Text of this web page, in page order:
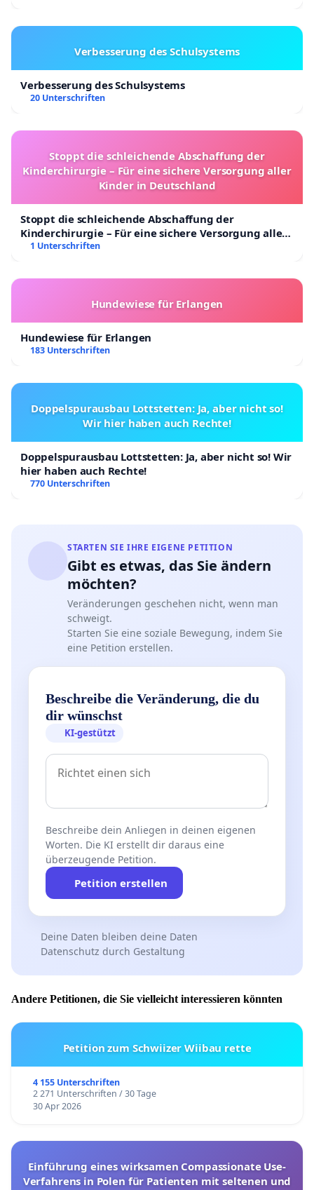
Verbesserung des Schulsystems
Verbesserung des Schulsystems
20 Unterschriften
Stoppt die schleichende Abschaffung der
Kinderchirurgie – Für eine sichere Versorgung aller
Kinder in Deutschland
Stoppt die schleichende Abschaffung der
Kinderchirurgie – Für eine sichere Versorgung aller
Kinder in Deutschland
1 Unterschriften
Hundewiese für Erlangen
Hundewiese für Erlangen
183 Unterschriften
Doppelspurausbau Lottstetten: Ja, aber nicht so!
Wir hier haben auch Rechte!
Doppelspurausbau Lottstetten: Ja, aber nicht so! Wir
hier haben auch Rechte!
770 Unterschriften
STARTEN SIE IHRE EIGENE PETITION
Gibt es etwas, das Sie ändern
möchten?
Veränderungen geschehen nicht, wenn man
schweigt.
Starten Sie eine soziale Bewegung, indem Sie
eine Petition erstellen.
Beschreibe die Veränderung, die du
dir wünschst
KI-gestützt
Beschreibe dein Anliegen in deinen eigenen
Worten. Die KI erstellt dir daraus eine
überzeugende Petition.
Petition erstellen
Deine Daten bleiben deine Daten
Datenschutz durch Gestaltung
Andere Petitionen, die Sie vielleicht interessieren könnten
Petition zum Schwiizer Wiibau rette
4 155 Unterschriften
2 271 Unterschriften / 30 Tage
30 Apr 2026
Einführung eines wirksamen Compassionate Use-
Verfahrens in Polen für Patienten mit seltenen und